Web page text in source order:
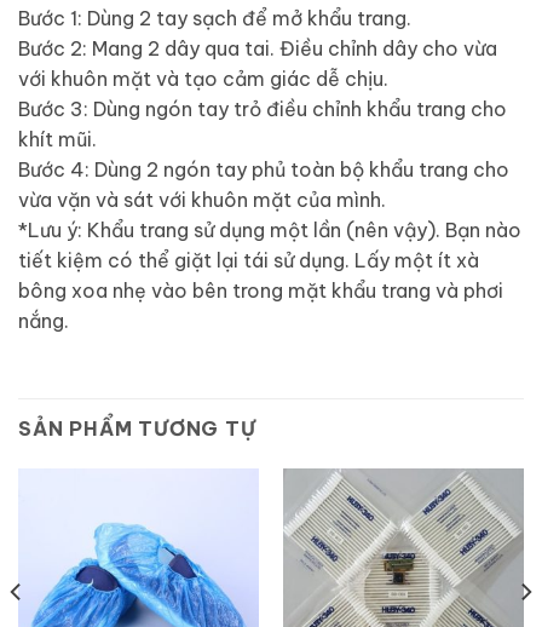
Bước 1: Dùng 2 tay sạch để mở khẩu trang.
Bước 2: Mang 2 dây qua tai. Điều chỉnh dây cho vừa
với khuôn mặt và tạo cảm giác dễ chịu.
Bước 3: Dùng ngón tay trỏ điều chỉnh khẩu trang cho
khít mũi.
Bước 4: Dùng 2 ngón tay phủ toàn bộ khẩu trang cho
vừa vặn và sát với khuôn mặt của mình.
*Lưu ý: Khẩu trang sử dụng một lần (nên vậy). Bạn nào
tiết kiệm có thể giặt lại tái sử dụng. Lấy một ít xà
bông xoa nhẹ vào bên trong mặt khẩu trang và phơi
nắng.
SẢN PHẨM TƯƠNG TỰ